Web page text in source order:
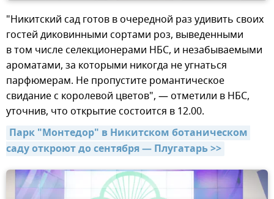
"Никитский сад готов в очередной раз удивить своих
гостей диковинными сортами роз, выведенными
в том числе селекционерами НБС, и незабываемыми
ароматами, за которыми никогда не угнаться
парфюмерам. Не пропустите романтическое
свидание с королевой цветов", — отметили в НБС,
уточнив, что открытие состоится в 12.00.
Парк "Монтедор" в Никитском ботаническом
саду откроют до сентября — Плугатарь >>